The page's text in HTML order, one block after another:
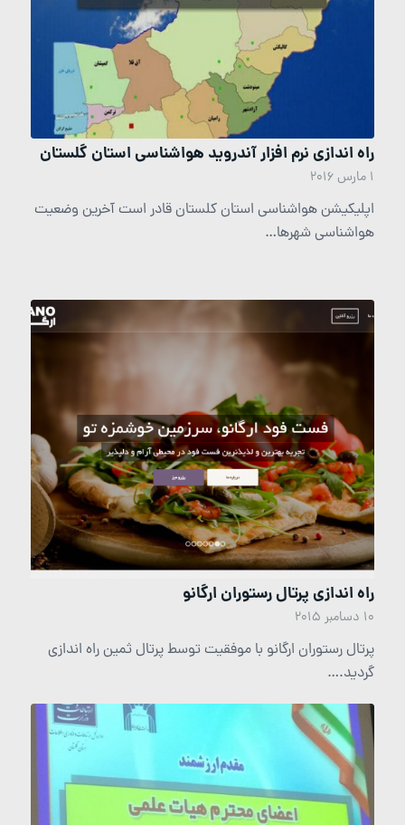
راه اندازی نرم افزار آندروید هواشناسی استان گلستان
1 مارس 2016
اپلیکیشن هواشناسی استان کلستان قادر است آخرین وضعیت
هواشناسی شهرها…
راه اندازی پرتال رستوران ارگانو
10 دسامبر 2015
پرتال رستوران ارگانو با موفقیت توسط پرتال ثمین راه اندازی
گردید.…